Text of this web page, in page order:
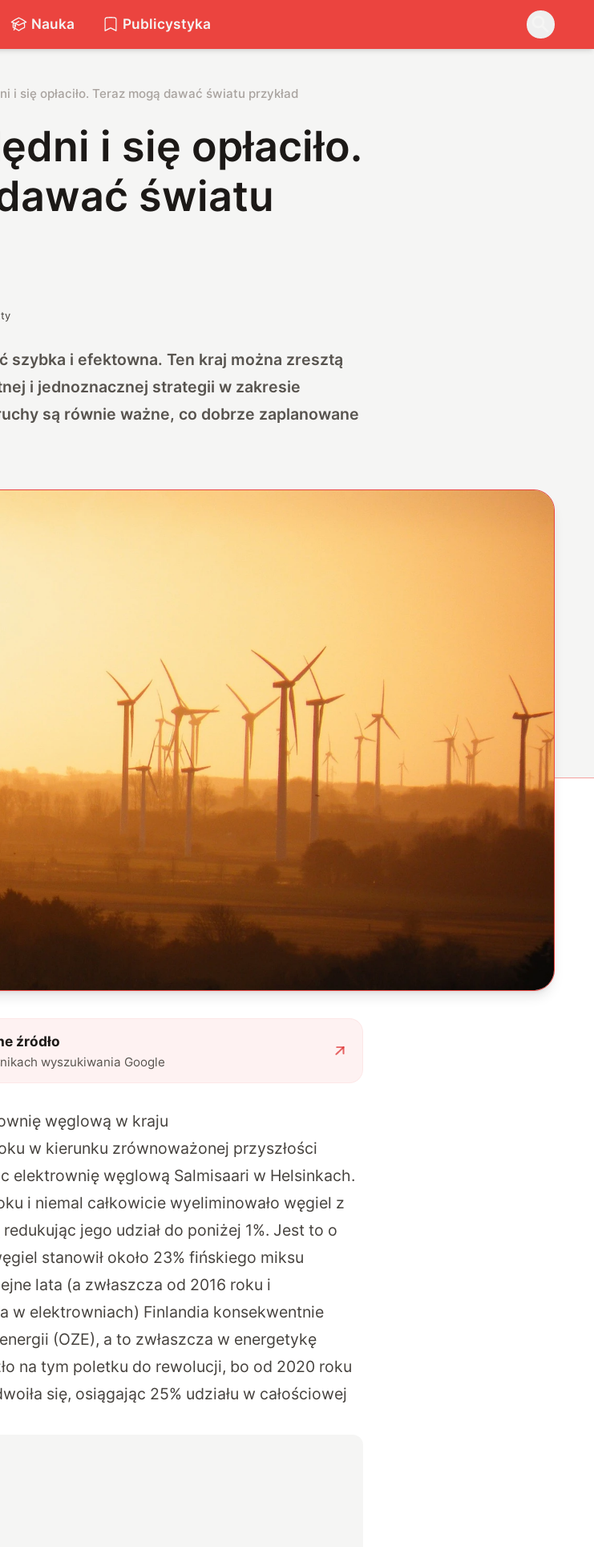
Nauka Publicystyka
i się opłaciło. Teraz mogą dawać światu przykład
i się opłaciło.
światu
szybka i efektowna. Ten kraj można zresztą
i jednoznacznej strategii w zakresie
są równie ważne, co dobrze zaplanowane
źródło
wyszukiwania Google
węglową w kraju
w kierunku zrównoważonej przyszłości
elektrownię węglową Salmisaari w Helsinkach.
i niemal całkowicie wyeliminowało węgiel z
jego udział do poniżej 1%. Jest to o
stanowił około 23% fińskiego miksu
lata (a zwłaszcza od 2016 roku i
w elektrowniach) Finlandia konsekwentnie
(OZE), a to zwłaszcza w energetykę
na tym poletku do rewolucji, bo od 2020 roku
się, osiągając 25% udziału w całościowej